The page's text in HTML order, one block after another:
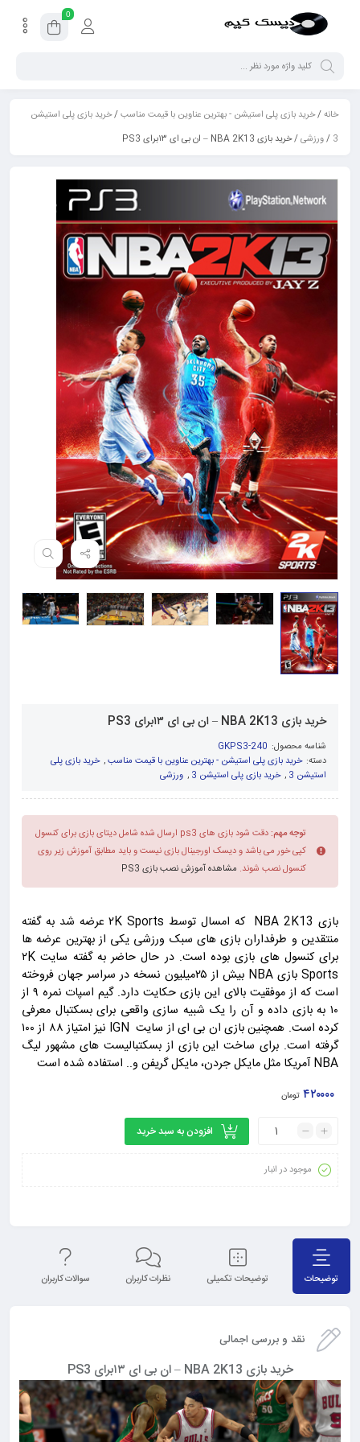
0
خانه/خرید بازی پلی استیشن - بهترین عناوین با قیمت مناسب/خرید بازی پلی استیشن
3
/ورزشی/ خرید بازی NBA 2K13 – ان بی ای ۱۳برای PS3
خرید بازی NBA 2K13 – ان بی ای ۱۳برای PS3
شناسه محصول: GKPS3-240
دسته: خرید بازی پلی استیشن - بهترین عناوین با قیمت مناسب, خرید بازی پلی
استیشن 3
, خرید بازی پلی استیشن 3 , ورزشی
توجه مهم:
دقت شود بازی های ps3 ارسال شده شامل دیتای بازی برای کنسول
کپی خور می باشد و دیسک اورجینال بازی نیست و باید مطابق آموزش زیر روی
کنسول نصب شوند. مشاهده آموزش نصب بازی PS3
بازی NBA 2K13 که امسال توسط ۲K Sports عرضه شد به گفته
منتقدین و طرفداران بازی های سبک ورزشی یکی از بهترین عرضه ها
برای کنسول های بازی بوده است. در حال حاضر به گفته سایت ۲K
Sports بازی NBA بیش از ۲۵میلیون نسخه در سراسر جهان فروخته
است که از موفقیت بالای این بازی حکایت دارد. گیم اسپات نمره ۹ از
۱۰ به بازی داده و آن را یک شبیه سازی واقعی برای بسکتبال معرفی
کرده است. همچنین بازی ان بی ای از سایت IGN نیز
امتیاز ۸۸ از ۱۰۰
گرفته است. برای ساخت این بازی از بسکتبالیست های مشهور لیگ
NBA آمریکا مثل مایکل جردن، مایکل گریفن و.. استفاده شده است
۴۲۰۰۰۰ تومان
افزودن به سبد خرید
موجود در انبار
توضیحات توضیحات تکمیلی نظرات کاربران سوالات کاربران
نقد و بررسی اجمالی
خرید بازی NBA 2K13 – ان بی ای ۱۳برای PS3